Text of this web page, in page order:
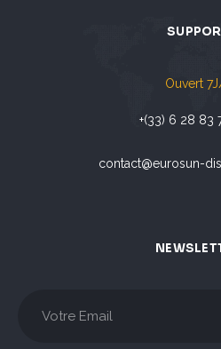
Ouvert
+(33) 6 28 83
contact@eurosun-